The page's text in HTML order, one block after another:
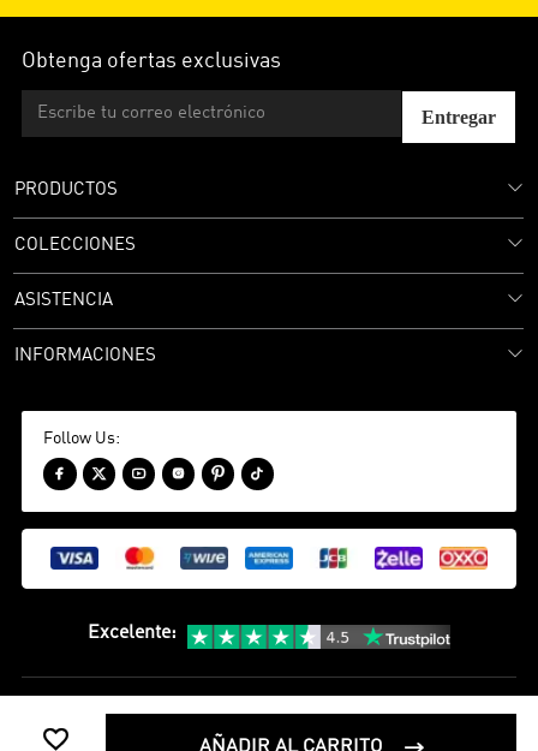

Obtenga ofertas exclusivas
Entregar
PRODUCTOS
COLECCIONES
ASISTENCIA
INFORMACIONES
Follow Us:
     
Excelente:
política de privacidad Términos y condiciones
2020-2026 camisetasfutbol Camisetas Futbol Todos los Derechos